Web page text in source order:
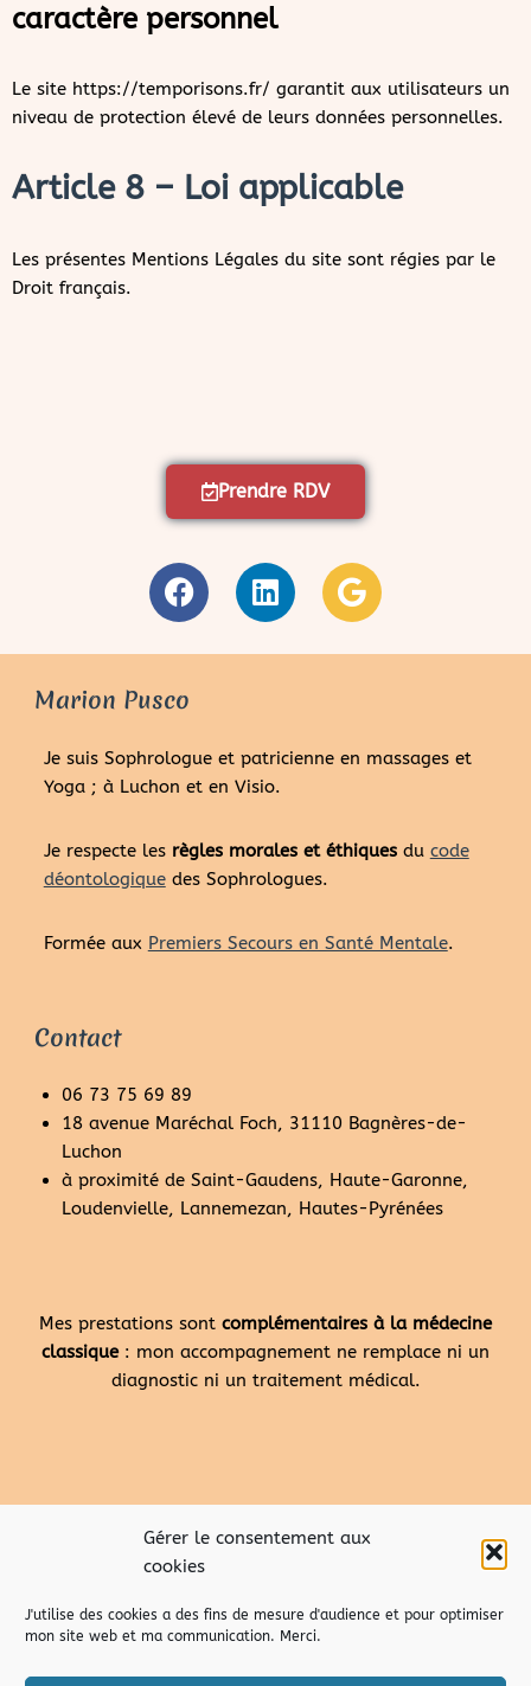
Gérer le consentement aux
cookies
J'utilise des cookies a des fins de mesure d'audience et pour optimiser
mon site web et ma communication. Merci.
caractère personnel
Le site https://temporisons.fr/ garantit aux utilisateurs un
niveau de protection élevé de leurs données personnelles.
Article 8 – Loi applicable
Les présentes Mentions Légales du site sont régies par le
Droit français.
Prendre RDV
Marion Pusco
Je suis Sophrologue et patricienne en massages et
Yoga ; à Luchon et en Visio.
Je respecte les règles morales et éthiquesdu code
déontologiquedes Sophrologues.
Formée aux Premiers Secours en Santé Mentale.
Contact
06 73 75 69 89
18 avenue Maréchal Foch, 31110 Bagnères-de-
Luchon
à proximité de Saint-Gaudens, Haute-Garonne,
Loudenvielle, Lannemezan, Hautes-Pyrénées
Mes prestations sont complémentaires à la médecine
classique : mon accompagnement ne remplace ni un
diagnostic ni un traitement médical.